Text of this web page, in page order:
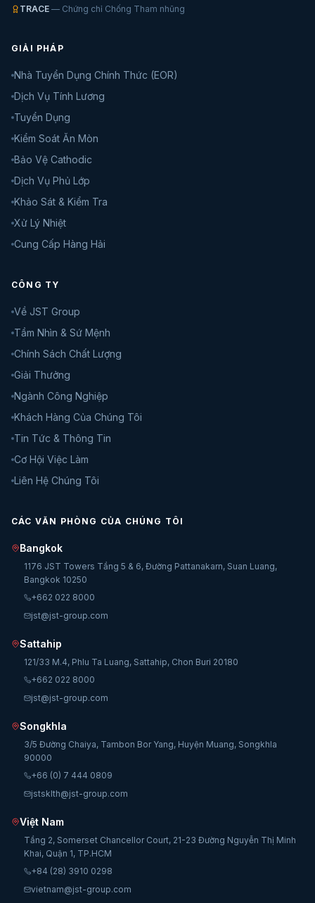
TRACE — Chứng chỉ Chống Tham nhũng
GIẢI PHÁP
Nhà Tuyển Dụng Chính Thức (EOR)
Dịch Vụ Tính Lương
Tuyển Dụng
Kiểm Soát Ăn Mòn
Bảo Vệ Cathodic
Dịch Vụ Phủ Lớp
Khảo Sát & Kiểm Tra
Xử Lý Nhiệt
Cung Cấp Hàng Hải
CÔNG TY
Về JST Group
Tầm Nhìn & Sứ Mệnh
Chính Sách Chất Lượng
Giải Thưởng
Ngành Công Nghiệp
Khách Hàng Của Chúng Tôi
Tin Tức & Thông Tin
Cơ Hội Việc Làm
Liên Hệ Chúng Tôi
CÁC VĂN PHÒNG CỦA CHÚNG TÔI
Bangkok
1176 JST Towers Tầng 5 & 6, Đường Pattanakarn, Suan Luang,
Bangkok 10250
+662 022 8000
jst@jst-group.com
Sattahip
121/33 M.4, Phlu Ta Luang, Sattahip, Chon Buri 20180
+662 022 8000
jst@jst-group.com
Songkhla
3/5 Đường Chaiya, Tambon Bor Yang, Huyện Muang, Songkhla
90000
+66 (0) 7 444 0809
jstsklth@jst-group.com
Việt Nam
Tầng 2, Somerset Chancellor Court, 21-23 Đường Nguyễn Thị Minh
Khai, Quận 1, TP.HCM
+84 (28) 3910 0298
vietnam@jst-group.com